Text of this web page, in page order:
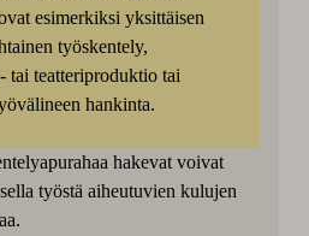
esimerkiksi yksittäisen
työskentely,
tai teatteriproduktio tai
hankinta.
hakevat voivat
työstä aiheutuvien kulujen